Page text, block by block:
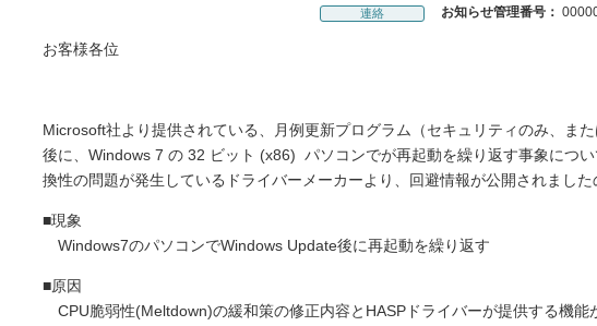
連絡 お知らせ管理番号：
お客様各位
Microsoft社より提供されている、月例更新プログラム（セキュリティのみ、ま
後に、Windows 7 の 32 ビット (x86) パソコンでが再起動を繰り返す事象につ
換性の問題が発生しているドライバーメーカーより、回避情報が公開されました
■現象
Windows7のパソコンでWindows Update後に再起動を繰り返す
■原因
CPU脆弱性(Meltdown)の緩和策の修正内容とHASPドライバーが提供する機能